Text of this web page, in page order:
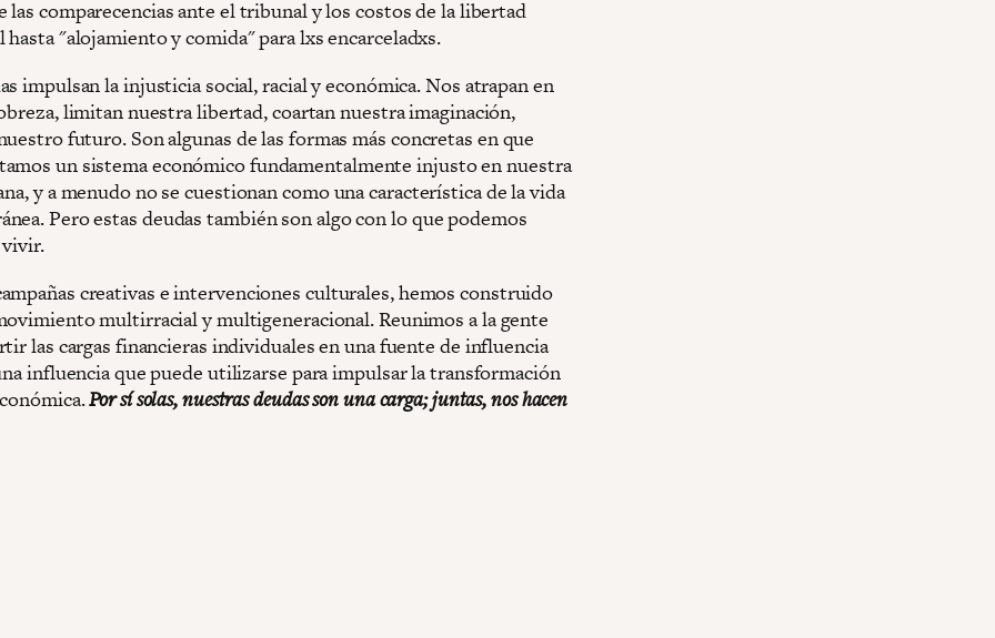
las comparecencias ante el tribunal y los costos de la libertad
hasta "alojamiento y comida" para lxs encarceladxs.
impulsan la injusticia social, racial y económica. Nos atrapan en
limitan nuestra libertad, coartan nuestra imaginación,
futuro. Son algunas de las formas más concretas en que
un sistema económico fundamentalmente injusto en nuestra
y a menudo no se cuestionan como una característica de la vida
Pero estas deudas también son algo con lo que podemos
vivir.
creativas e intervenciones culturales, hemos construido
multirracial y multigeneracional. Reunimos a la gente
las cargas financieras individuales en una fuente de influencia
influencia que puede utilizarse para impulsar la transformación
Por sí solas, nuestras deudas son una carga; juntas, nos hacen